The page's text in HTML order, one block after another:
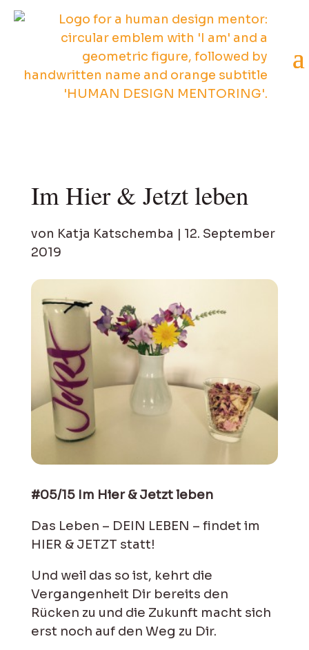
Im Hier & Jetzt leben
von Katja Katschemba | 12. September
2019
#05/15 Im Hier & Jetzt leben
Das Leben – DEIN LEBEN – findet im
HIER & JETZT statt!
Und weil das so ist, kehrt die
Vergangenheit Dir bereits den
Rücken zu und die Zukunft macht sich
erst noch auf den Weg zu Dir.